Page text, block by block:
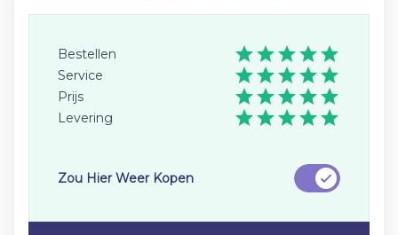
Bestellen
Service
Prijs
Levering
Zou Hier Weer Kopen